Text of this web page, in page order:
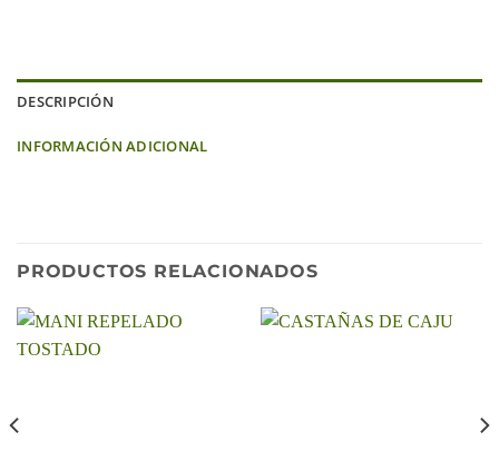
DESCRIPCIÓN
INFORMACIÓN ADICIONAL
PRODUCTOS RELACIONADOS